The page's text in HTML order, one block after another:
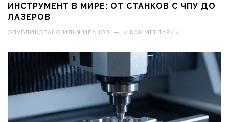
ИНСТРУМЕНТ В МИРЕ: ОТ СТАНКОВ С ЧПУ ДО
ЛАЗЕРОВ
ОПУБЛИКОВАНО ИЛЬЯ ИВАНОВ — 0 КОММЕНТАРИИ